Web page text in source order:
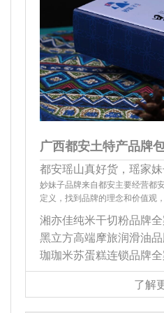
广西都安土特产品牌
都安瑶山真好货，瑶家妹
妙妹子品牌来自都安主要经营都
定义，找到品牌的理念和价值观
湘亦佳纯米干切粉品牌
黑立方高端摩旅润滑油
珈珈米苏蛋糕连锁品牌
了解